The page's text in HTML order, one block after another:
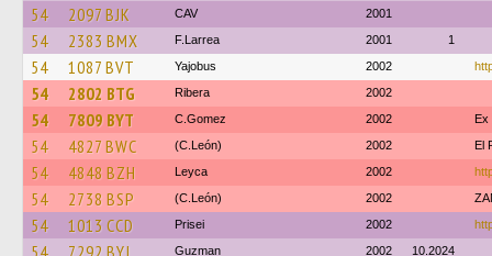
54 2097 BJK CAV 2001
54 2383 BMX F.Larrea 2001 1
54 1087 BVT Yajobus 2002
54 2802 BTG Ribera 2002
54 7809 BYT C.Gomez 2002 Ex
54 4827 BWC (C.León) 2002 El
54 4848 BZH Leyca 2002
54 2738 BSP (C.León) 2002
54 1013 CCD Prisei 2002
54 7292 BYJ Guzman 2002 10.2024